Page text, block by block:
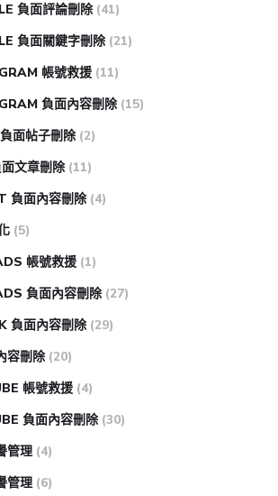
負面評論刪除 (41)
負面關鍵字刪除 (21)
帳號救援 (11)
負面內容刪除 (15)
面帖子刪除 (2)
文章刪除 (11)
負面內容刪除 (4)
(5)
帳號救援 (1)
負面內容刪除 (27)
負面內容刪除 (29)
容刪除 (20)
帳號救援 (4)
負面內容刪除 (30)
管理 (4)
管理 (6)